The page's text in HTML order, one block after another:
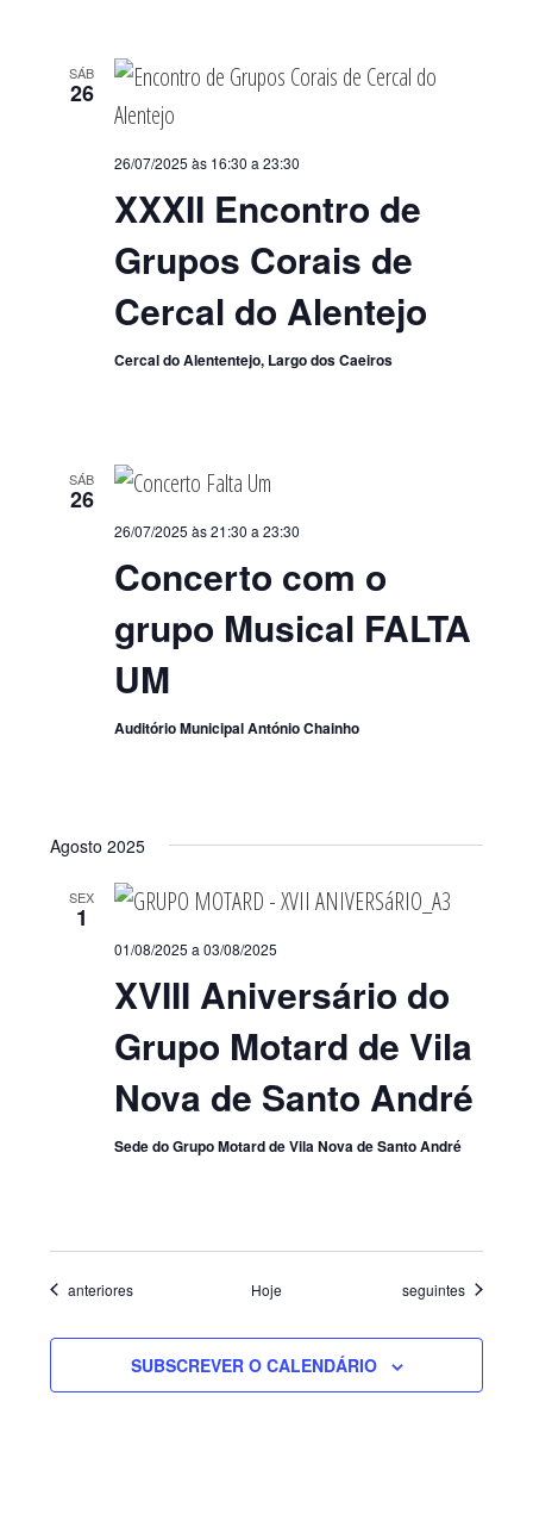
SÁB
26
XXXII Encontro de
Grupos Corais de
Cercal do Alentejo
26/07/2025 às 16:30 a 23:30
Cercal do Alententejo, Largo dos Caeiros
SÁB
26
Concerto com o
grupo Musical FALTA
UM
26/07/2025 às 21:30 a 23:30
Auditório Municipal António Chainho
Agosto 2025
SEX
1
XVIII Aniversário do
Grupo Motard de Vila
Nova de Santo André
01/08/2025 a 03/08/2025
Sede do Grupo Motard de Vila Nova de Santo André
Eventos
anteriores Hoje Eventos
seguintes
SUBSCREVER O CALENDÁRIO